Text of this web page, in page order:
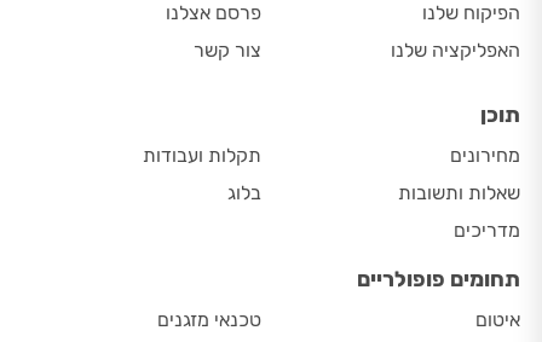
הפיקוח שלנו
האפליקציה שלנו
פרסם אצלנו
צור קשר
תוכן
מחירונים
שאלות ותשובות
מדריכים
תקלות ועבודות
בלוג
תחומים פופולריים
איטום
טכנאי מזגנים